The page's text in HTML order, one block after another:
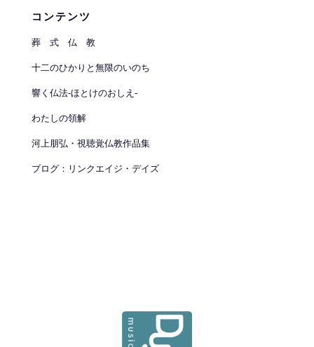
コンテンツ
葬 式 仏 教
十二のひかりと無限のいのち
響く仏法-ほとけのおしえ-
わたしの領解
河上朋弘・視聴覚仏教作品集
ブログ：リンクエイジ・デイズ